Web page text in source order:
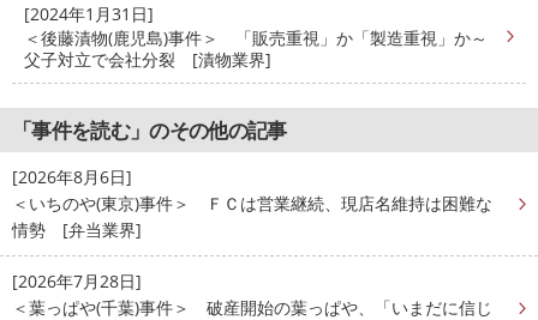
[2024年1月31日]
＜後藤漬物(鹿児島)事件＞ 「販売重視」か「製造重視」か～
父子対立で会社分裂 [漬物業界]
「事件を読む」のその他の記事
[2026年8月6日]
＜いちのや(東京)事件＞ ＦＣは営業継続、現店名維持は困難な
情勢 [弁当業界]
[2026年7月28日]
＜葉っぱや(千葉)事件＞ 破産開始の葉っぱや、「いまだに信じ